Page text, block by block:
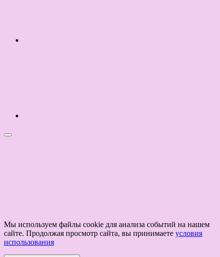
Мы используем файлы cookie для анализа событий на нашем
сайте. Продолжая просмотр сайта, вы принимаете условия
использования